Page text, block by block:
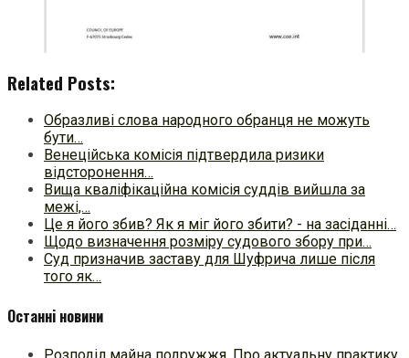
Related Posts:
Образливі слова народного обранця не можуть
бути…
Венеційська комісія підтвердила ризики
відсторонення…
Вища кваліфікаційна комісія суддів вийшла за
межі,…
Це я його збив? Як я міг його збити? - на засіданні…
Щодо визначення розміру судового збору при…
Суд призначив заставу для Шуфрича лише після
того як…
Останні новини